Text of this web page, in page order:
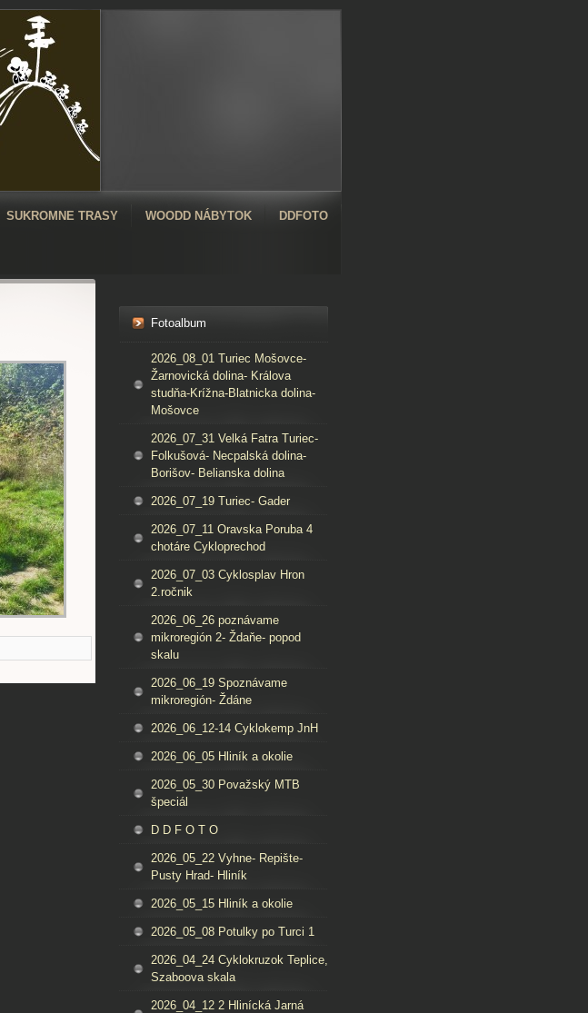
SUKROMNE TRASY WOODD NÁBYTOK DDFOTO
Fotoalbum
2026_08_01 Turiec Mošovce-
Žarnovická dolina- Králova
studňa-Krížna-Blatnicka dolina-
Mošovce
2026_07_31 Velká Fatra Turiec-
Folkušová- Necpalská dolina-
Borišov- Belianska dolina
2026_07_19 Turiec- Gader
2026_07_11 Oravska Poruba 4
chotáre Cykloprechod
2026_07_03 Cyklosplav Hron
2.ročnik
2026_06_26 poznávame
mikroregión 2- Ždaňe- popod
skalu
2026_06_19 Spoznávame
mikroregión- Ždáne
2026_06_12-14 Cyklokemp JnH
2026_06_05 Hliník a okolie
2026_05_30 Považský MTB
špeciál
D D F O T O
2026_05_22 Vyhne- Repište-
Pusty Hrad- Hliník
2026_05_15 Hliník a okolie
2026_05_08 Potulky po Turci 1
2026_04_24 Cyklokruzok Teplice,
Szaboova skala
2026_04_12 2 Hlinícká Jarná